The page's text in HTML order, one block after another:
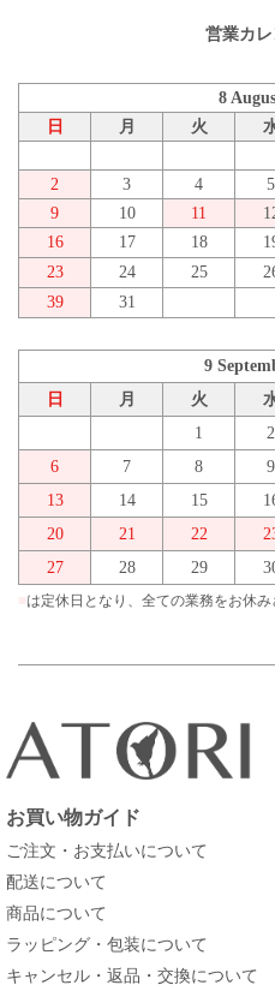
営業カ
8
日
月 火
2
3 4 5
9
10 11
16
17 18
23
24 25
39
31
9
日
月 火
1
2
6
7 8 9
13
14 15
20
21 22
27
28 29
は定休日となり、全ての業務をお休み
お買い物ガイド
ご注文・お支払いについて
配送について
商品について
ラッピング・包装について
キャンセル・返品・交換について